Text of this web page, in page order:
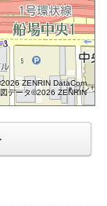
ZENRIN DataCom
データ©2026 ZENRIN